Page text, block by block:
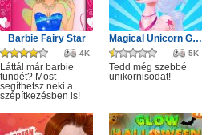
Barbie Fairy Star
4K
Láttál már barbie
tündét? Most
segíthetsz neki a
szépítkezésben is!
Magical Unicorn Grooming World
5K
Tedd még szebbé
unikornisodat!